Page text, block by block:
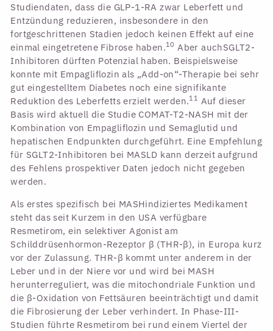
Studiendaten, dass die GLP-1-RA zwar Leberfett und
Entzündung reduzieren, insbesondere in den
fortgeschrittenen Stadien jedoch keinen Effekt auf eine
einmal eingetretene Fibrose haben.10 Aber auchSGLT2-
Inhibitoren dürften Potenzial haben. Beispielsweise
konnte mit Empagliflozin als „Add-on“-Therapie bei sehr
gut eingestelltem Diabetes noch eine signifikante
Reduktion des Leberfetts erzielt werden.11 Auf dieser
Basis wird aktuell die Studie COMAT-T2-NASH mit der
Kombination von Empagliflozin und Semaglutid und
hepatischen Endpunkten durchgeführt. Eine Empfehlung
für SGLT2-Inhibitoren bei MASLD kann derzeit aufgrund
des Fehlens prospektiver Daten jedoch nicht gegeben
werden.
Als erstes spezifisch bei MASHindiziertes Medikament
steht das seit Kurzem in den USA verfügbare
Resmetirom, ein selektiver Agonist am
Schilddrüsenhormon-Rezeptor β (THR-β), in Europa kurz
vor der Zulassung. THR-β kommt unter anderem in der
Leber und in der Niere vor und wird bei MASH
herunterreguliert, was die mitochondriale Funktion und
die β-Oxidation von Fettsäuren beeinträchtigt und damit
die Fibrosierung der Leber verhindert. In Phase-III-
Studien führte Resmetirom bei rund einem Viertel der